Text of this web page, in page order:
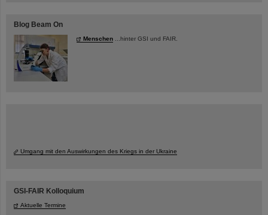
Blog Beam On
Menschen ...hinter GSI und FAIR.
Umgang mit den Auswirkungen des Kriegs in der Ukraine
GSI-FAIR Kolloquium
Aktuelle Termine